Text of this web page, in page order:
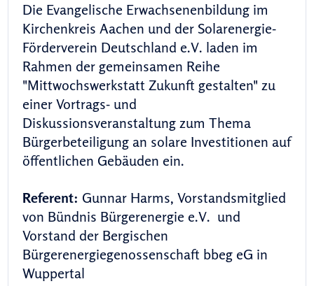
Die Evangelische Erwachsenenbildung im
Kirchenkreis Aachen und der Solarenergie-
Förderverein Deutschland e.V. laden im
Rahmen der gemeinsamen Reihe
"Mittwochswerkstatt Zukunft gestalten" zu
einer Vortrags- und
Diskussionsveranstaltung zum Thema
Bürgerbeteiligung an solare Investitionen auf
öffentlichen Gebäuden ein.
Referent: Gunnar Harms, Vorstandsmitglied
von Bündnis Bürgerenergie e.V. und
Vorstand der Bergischen
Bürgerenergiegenossenschaft bbeg eG in
Wuppertal